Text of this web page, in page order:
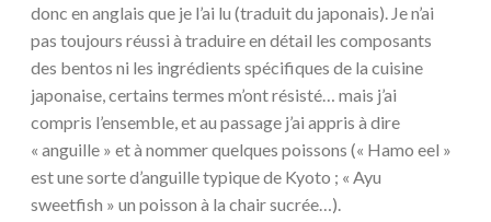
donc en anglais que je l’ai lu (traduit du japonais). Je n’ai
pas toujours réussi à traduire en détail les composants
des bentos ni les ingrédients spécifiques de la cuisine
japonaise, certains termes m’ont résisté… mais j’ai
compris l’ensemble, et au passage j’ai appris à dire
« anguille » et à nommer quelques poissons (« Hamo eel »
est une sorte d’anguille typique de Kyoto ; « Ayu
sweetfish » un poisson à la chair sucrée…).